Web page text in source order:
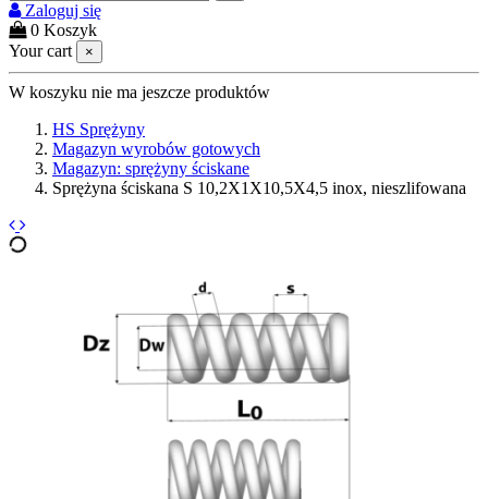
Zaloguj się
0 Koszyk
Your cart
×
W koszyku nie ma jeszcze produktów
HS Sprężyny
Magazyn wyrobów gotowych
Magazyn: sprężyny ściskane
Sprężyna ściskana S 10,2X1X10,5X4,5 inox, nieszlifowana